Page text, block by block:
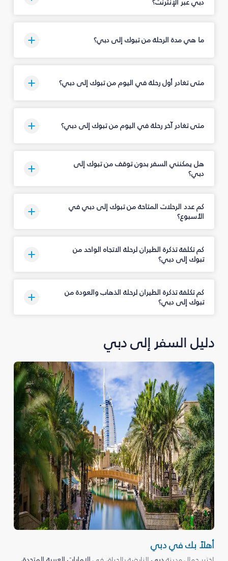
ما هي مدة الرحلة من تبوك‎ إلى دبي؟
متى تغادر أول رحلة في اليوم من تبوك‎ إلى دبي؟
متى تغادر آخر رحلة في اليوم من تبوك‎ إلى دبي؟
هل يمكنني السفر بدون توقف من تبوك‎ إلى
دبي؟
كم عدد الرحلات المتاحة من تبوك‎ إلى دبي في
الأسبوع؟
كم تكلفة تذكرة الطيران لرحلة الاتجاه الواحد من
تبوك‎ إلى دبي؟
كم تكلفة تذكرة الطيران لرحلة الذهاب والعودة من
تبوك‎ إلى دبي؟
دليل السفر إلى دبي
أهلاً بك في دبي